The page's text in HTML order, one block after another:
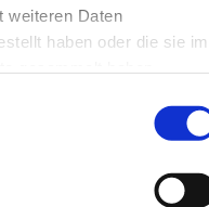
weiteren Daten
haben oder die sie im